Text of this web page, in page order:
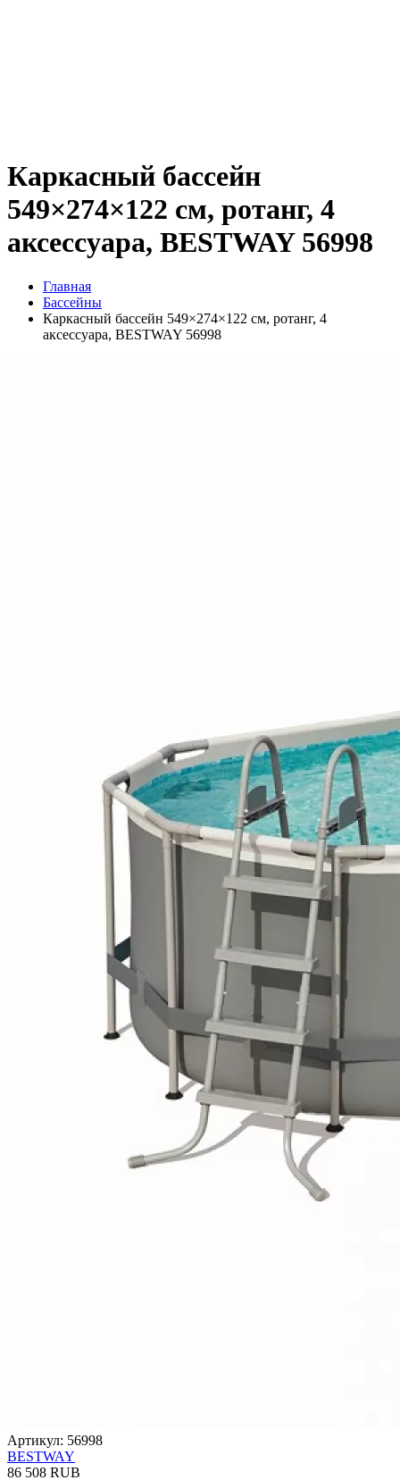
Каркасный бассейн
549×274×122 см, ротанг, 4
аксессуара, BESTWAY 56998
Главная
Бассейны
Каркасный бассейн 549×274×122 см, ротанг, 4
аксессуара, BESTWAY 56998
Артикул: 56998
BESTWAY
86 508 RUB